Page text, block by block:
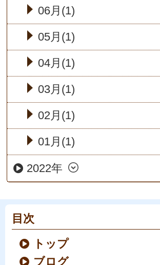
06月(1)
05月(1)
04月(1)
03月(1)
02月(1)
01月(1)
2022年
目次
トップ
ブログ